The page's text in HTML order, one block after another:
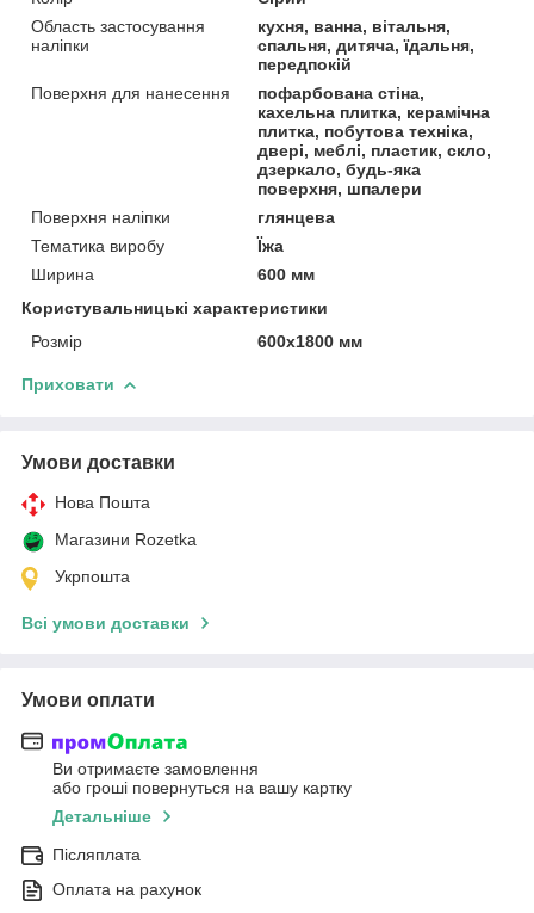
Область застосування
наліпки
кухня, ванна, вітальня,
спальня, дитяча, їдальня,
передпокій
Поверхня для нанесення
пофарбована стіна,
кахельна плитка, керамічна
плитка, побутова техніка,
двері, меблі, пластик, скло,
дзеркало, будь-яка
поверхня, шпалери
Поверхня наліпки
глянцева
Тематика виробу
Їжа
Ширина
600 мм
Користувальницькі характеристики
Розмір
600х1800 мм
Приховати
Умови доставки
Нова Пошта
Магазини Rozetka
Укрпошта
Всі умови доставки
Умови оплати
Ви отримаєте замовлення
або гроші повернуться на вашу картку
Детальніше
Післяплата
Оплата на рахунок